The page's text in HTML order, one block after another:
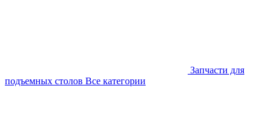
Запчасти для
подъемных столов Все категории